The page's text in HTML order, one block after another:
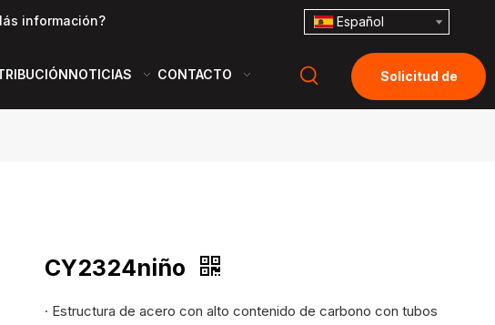
información? Español
NOTICIAS CONTACTO Solicitud de
CY2324niño
· Estructura de acero con alto contenido de carbono con tubos